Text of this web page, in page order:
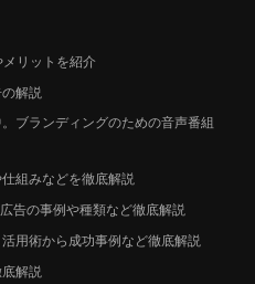
リットを紹介
解説
ブランディングのための音声番組
組みなどを徹底解説
告の事例や種類など徹底解説
用術から成功事例など徹底解説
解説